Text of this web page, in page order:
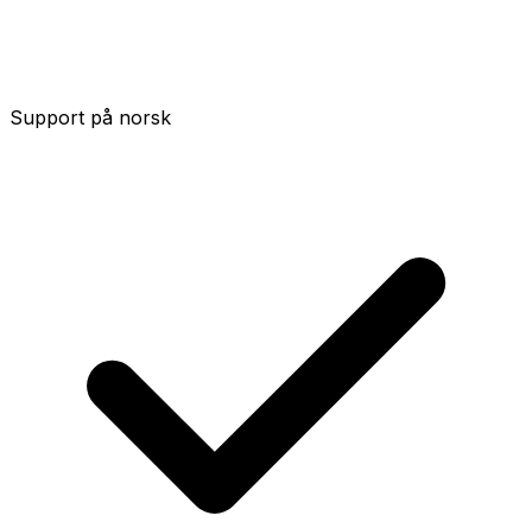
Support på norsk